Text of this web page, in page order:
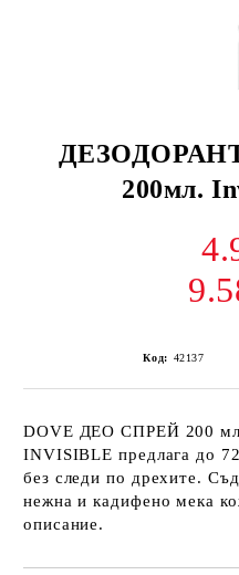
200мл.
Код: 42137
DOVE ДЕО СПРЕЙ 200
INVISIBLE предлага до
без следи по дрехите.
нежна и кадифено мека
описание.